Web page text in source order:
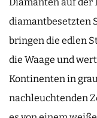
diamantbesetzten
bringen die edlen
die Waage und
Kontinenten in
nachleuchtenden